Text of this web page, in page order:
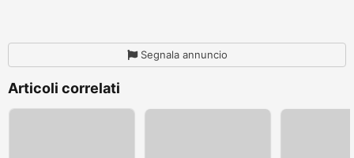
Segnala annuncio
Articoli correlati